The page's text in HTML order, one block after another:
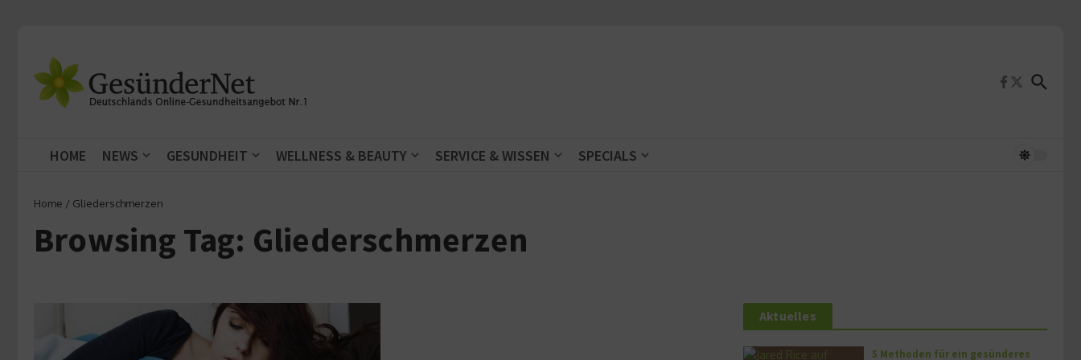
HOME NEWS GESUNDHEIT WELLNESS & BEAUTY SERVICE & WISSEN SPECIALS
Home / Gliederschmerzen
Browsing Tag: Gliederschmerzen
Aktuelles
5 Methoden für ein gesünderes